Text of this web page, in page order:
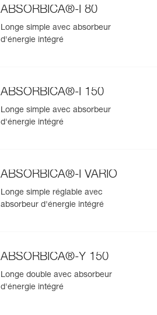
ABSORBICA®-I 80
Longe simple avec absorbeur
d'énergie intégré
ABSORBICA®-I 150
Longe simple avec absorbeur
d'énergie intégré
ABSORBICA®-I VARIO
Longe simple réglable avec
absorbeur d'énergie intégré
ABSORBICA®-Y 150
Longe double avec absorbeur
d'énergie intégré